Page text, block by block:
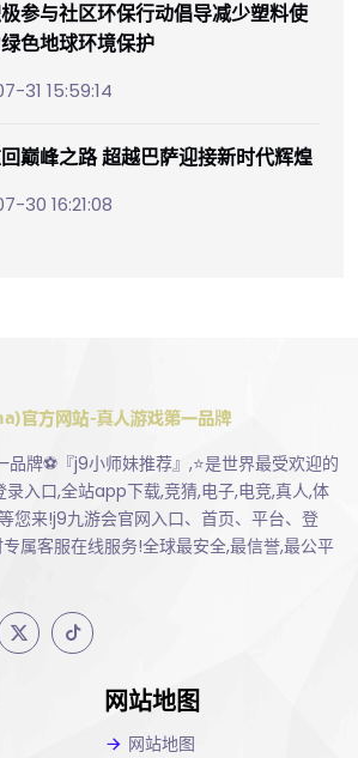
参与社区环保行动倡导减少塑料使
色地球环境保护
31 15:59:14
巅峰之路 超越巴萨迎接新时代辉煌
30 16:21:08
品牌⚽️『j9小师妹推荐』,⭐️是世界最受欢迎的
入口,全站app下载,竞猜,电子,电竞,真人,体
您来!j9九游会官网入口、首页、平台、登
属客服在线服务!全球最安全,最信誉,最公平
网站地图
网站地图